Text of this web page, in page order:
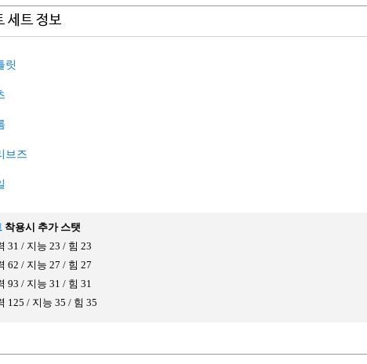
세트 정보
릿
브즈
착용시 추가 스탯
31 / 지능 23 / 힘 23
62 / 지능 27 / 힘 27
93 / 지능 31 / 힘 31
125 / 지능 35 / 힘 35